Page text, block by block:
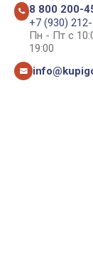
8 800 200-
+7 (930)
Пн - Пт с
19:00